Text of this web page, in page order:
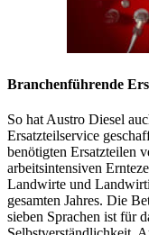
Branchenführende
So hat Austro Diesel
Ersatzteilservice
benötigten Ersatzteilen
arbeitsintensiven
Landwirte und
gesamten Jahres. Die
sieben Sprachen ist für